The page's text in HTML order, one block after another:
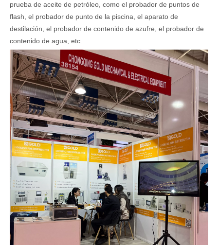
prueba de aceite de petróleo, como el probador de puntos de
flash, el probador de punto de la piscina, el aparato de
destilación, el probador de contenido de azufre, el probador de
contenido de agua, etc.